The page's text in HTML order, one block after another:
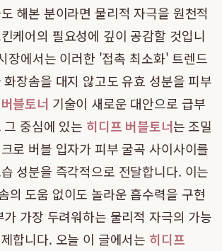
해본 분이라면 물리적 자극을 원천적
케어의 필요성에 깊이 공감할 것입니
장에서는 이러한 '접촉 최소화' 트렌드
장솜을 대지 않고도 유효 성분을 피부
버블토너 기술이 새로운 대안으로 급부
중심에 있는 히디프 버블토너는 조밀
로 버블 입자가 피부 굴곡 사이사이를
성분을 즉각적으로 전달합니다. 이는
의 도움 없이도 놀라운 흡수력을 구현
가장 두려워하는 물리적 자극의 가능
합니다. 오늘 이 글에서는 히디프